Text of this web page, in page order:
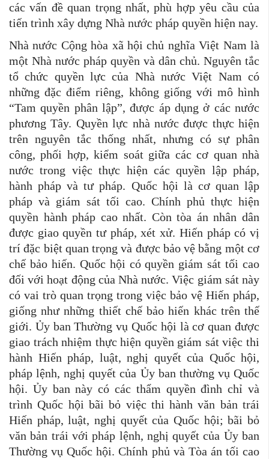
các vấn đề quan trọng nhất, phù hợp yêu cầu của
tiến trình xây dựng Nhà nước pháp quyền hiện nay.
Nhà nước Cộng hòa xã hội chủ nghĩa Việt Nam là
một Nhà nước pháp quyền và dân chủ. Nguyên tắc
tổ chức quyền lực của Nhà nước Việt Nam có
những đặc điểm riêng, không giống với mô hình
“Tam quyền phân lập”, được áp dụng ở các nước
phương Tây. Quyền lực nhà nước được thực hiện
trên nguyên tắc thống nhất, nhưng có sự phân
công, phối hợp, kiểm soát giữa các cơ quan nhà
nước trong việc thực hiện các quyền lập pháp,
hành pháp và tư pháp. Quốc hội là cơ quan lập
pháp và giám sát tối cao. Chính phủ thực hiện
quyền hành pháp cao nhất. Còn tòa án nhân dân
được giao quyền tư pháp, xét xử. Hiến pháp có vị
trí đặc biệt quan trọng và được bảo vệ bằng một cơ
chế bảo hiến. Quốc hội có quyền giám sát tối cao
đối với hoạt động của Nhà nước. Việc giám sát này
có vai trò quan trọng trong việc bảo vệ Hiến pháp,
giống như những thiết chế bảo hiến khác trên thế
giới. Ủy ban Thường vụ Quốc hội là cơ quan được
giao trách nhiệm thực hiện quyền giám sát việc thi
hành Hiến pháp, luật, nghị quyết của Quốc hội,
pháp lệnh, nghị quyết của Ủy ban thường vụ Quốc
hội. Ủy ban này có các thẩm quyền đình chỉ và
trình Quốc hội bãi bỏ việc thi hành văn bản trái
Hiến pháp, luật, nghị quyết của Quốc hội; bãi bỏ
văn bản trái với pháp lệnh, nghị quyết của Ủy ban
Thường vụ Quốc hội. Chính phủ và Tòa án tối cao